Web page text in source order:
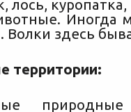
лось, куропатка,
Иногда
Волки здесь
территории:
природные